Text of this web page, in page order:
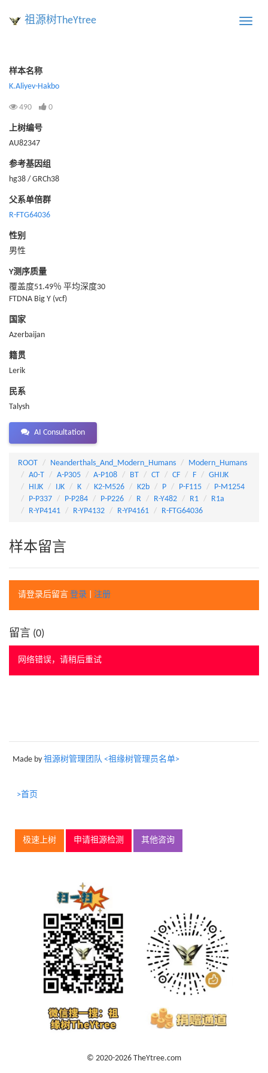
Toggle
祖源树TheYtree
样本名称
K.Aliyev-Hakbo
490 0
上树编号
AU82347
参考基因组
hg38 / GRCh38
父系单倍群
R-FTG64036
性别
男性
Y测序质量
覆盖度51.49％ 平均深度30
FTDNA Big Y (vcf)
国家
Azerbaijan
籍贯
Lerik
民系
Talysh
AI Consultation
ROOT Neanderthals_And_Modern_Humans
Modern_Humans
A0-T
A-P305 A-P108 BT CT CF F
GHIJK
HIJK
IJK K K2-M526 K2b P P-F115
P-M1254
P-P337
P-P284 P-P226 R R-Y482 R1
R1a
R-YP4141
R-YP4132 R-YP4161 R-FTG64036
样本留言
请登录后留言 登录 注册
留言 (0)
网络错误，请稍后重试
Made by 祖源树管理团队 <祖缘树管理员名单>
>首页
极速上树 申请祖源检测 其他咨询
© 2020-2026 TheYtree.com